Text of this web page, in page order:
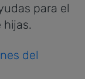
para el
hijas.
del